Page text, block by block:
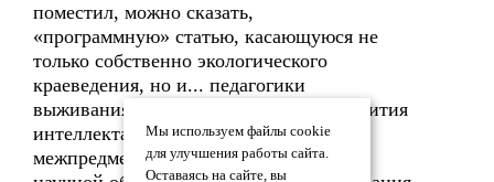
поместил, можно сказать,
«программную» статью, касающуюся не
только собственно экологического
краеведения, но и... педагогики
выживания, трудовой педагогики, развития
интеллекта школьников, наличия
межпредметных связей в юной
Мы используем файлы cookie
для улучшения работы сайта.
Оставаясь на сайте, вы